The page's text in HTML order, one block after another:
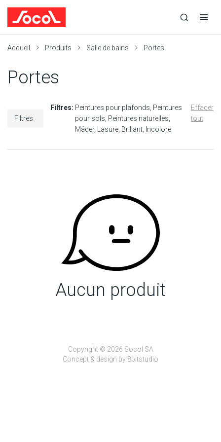
recherche
recherche
navigation
Accueil Produits Salle de bains Portes
Portes
Filtres
Filtres: Peintures pour plafonds Peintures
pour sols Peintures naturelles
Mäder
Lasure Brillant Incolore
Effacer
tout
Aucun produit
Copyright © 2026 Socol SA
Concept & design by 8bitstudio